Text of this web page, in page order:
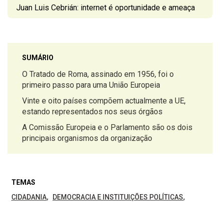
Juan Luis Cebrián: internet é oportunidade e ameaça
SUMÁRIO
O Tratado de Roma, assinado em 1956, foi o
primeiro passo para uma União Europeia
Vinte e oito países compõem actualmente a UE,
estando representados nos seus órgãos
A Comissão Europeia e o Parlamento são os dois
principais organismos da organização
TEMAS
CIDADANIA
DEMOCRACIA E INSTITUIÇÕES POLÍTICAS